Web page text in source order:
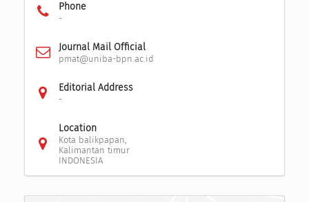
Phone
-
Journal Mail Official
pmat@uniba-bpn.ac.id
Editorial Address
-
Location
Kota balikpapan,
Kalimantan timur
INDONESIA